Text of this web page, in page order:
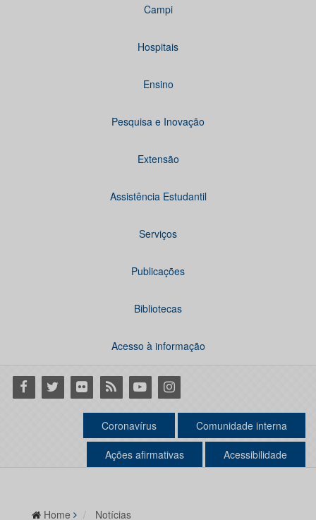
Campi
Hospitais
Ensino
Pesquisa e Inovação
Extensão
Assistência Estudantil
Serviços
Publicações
Bibliotecas
Acesso à informação
Facebook
Twitter Flickr RSS YoutubeInstagram
Coronavírus Comunidade interna
Ações afirmativas Acessibilidade
Home
Notícias